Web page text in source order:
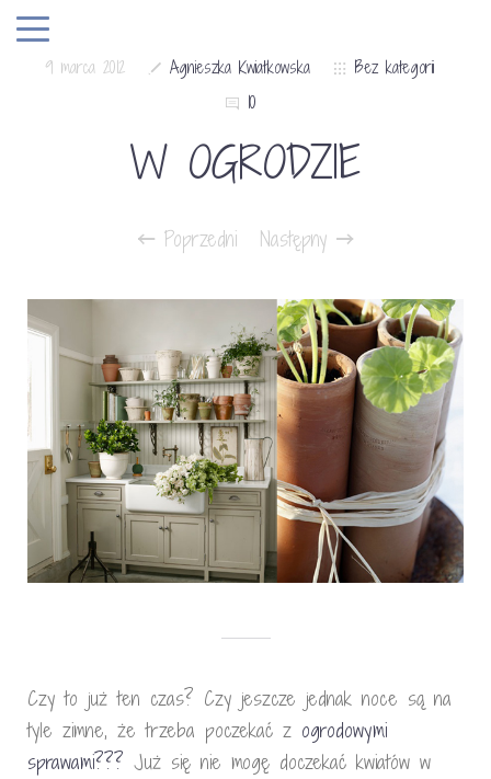
9 marca 2012 Agnieszka Kwiatkowska
Bez kategorii
10
W OGRODZIE
Poprzedni Następny
Czy to już ten czas? Czy jeszcze jednak noce są na
tyle zimne, że trzeba poczekać z ogrodowymi
sprawami??? Już się nie mogę doczekać kwiatów w